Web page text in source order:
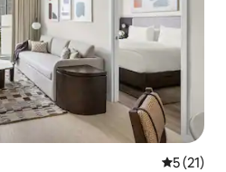
prosječna
5 (21)